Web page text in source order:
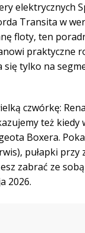
elektrycznych
Transita w
floty, ten
praktyczne
tylko na
czwórkę:
też
Boxera.
pułapki
zabrać ze
2026.